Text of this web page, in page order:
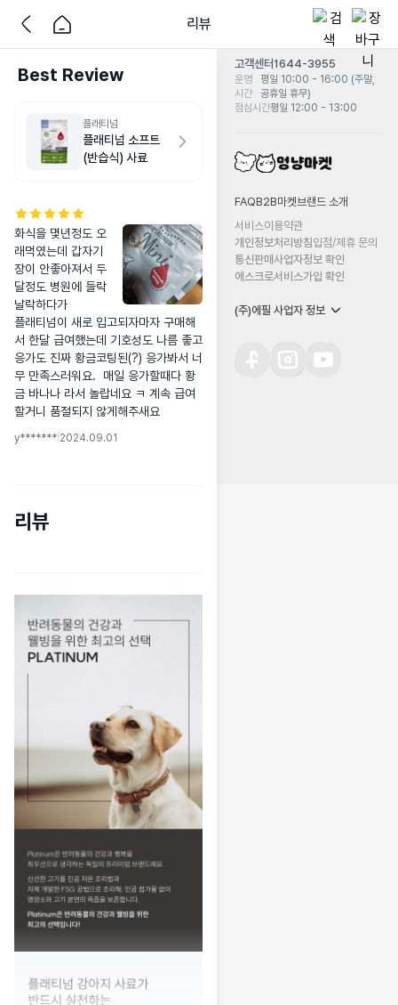
리뷰
Best Review
플래티넘
플래티넘 소프트
(반습식) 사료
화식을 몇년정도 오
래먹였는데 갑자기
장이 안좋아져서 두
달정도 병원에 들락
날락하다가
플래티넘이 새로 입고되자마자 구매해
서 한달 급여했는데 기호성도 나름 좋고
응가도 진짜 황금코팅된(?) 응가봐서 너
무 만족스러워요.  매일 응가할때다 황
금 바나나 라서 놀랍네요 ㅋ 계속 급여
할거니 품절되지 않게해주새요
y******* 2024.09.01
리뷰
고객센터1644-3955
운영
시간
평일 10:00 - 16:00 (주말,
공휴일 휴무)
점심시간평일 12:00 - 13:00
FAQB2B마켓 브랜드 소개
서비스이용약관
개인정보처리방침입점/제휴 문의
통신판매사업자정보 확인
에스크로서비스가입 확인
(주)에필 사업자 정보